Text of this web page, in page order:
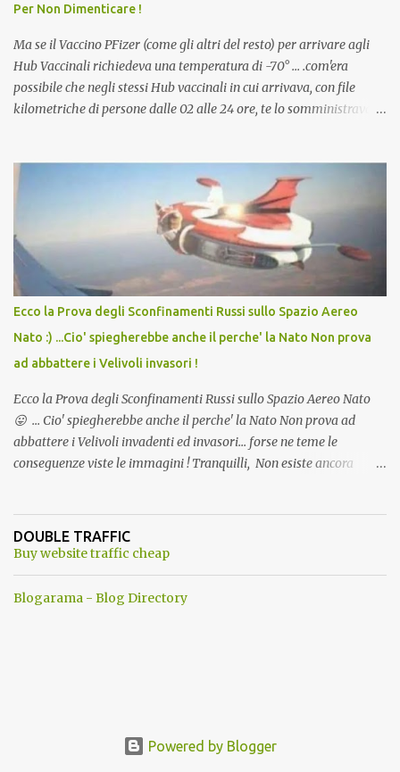
che abbiamo elencato sopra...
Per Non Dimenticare !
Ma se il Vaccino PFizer (come gli altri del resto) per arrivare agli
Hub Vaccinali richiedeva una temperatura di -70° ... .com'era
possibile che negli stessi Hub vaccinali in cui arrivava, con file
kilometriche di persone dalle 02 alle 24 ore, te lo somministravano
Vaccino come: l' Amaro del Capo, era "spettacolare Ghiacciato, ma
andava bene anche, a Temperatura Ambiente"! Riproponiamo
l'articolo per NON Dimenticare!
Ecco la Prova degli Sconfinamenti Russi sullo Spazio Aereo
Nato :) ...Cio' spiegherebbe anche il perche' la Nato Non prova
ad abbattere i Velivoli invasori !
Ecco la Prova degli Sconfinamenti Russi sullo Spazio Aereo Nato
😛 ... Cio' spiegherebbe anche il perche' la Nato Non prova ad
abbattere i Velivoli invadenti ed invasori... forse ne teme le
conseguenze viste le immagini ! Tranquilli, Non esiste ancora
ancora una fantasia Nato o forse una "False Flag", per provocare
una guerra mondiale che difficilmente da menti sane, potrebbe
DOUBLE TRAFFIC
Buy website traffic cheap
Blogarama - Blog Directory
Powered by Blogger